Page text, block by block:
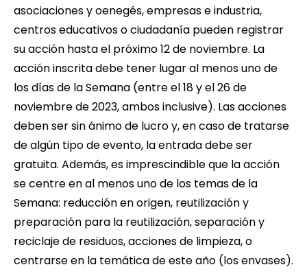
asociaciones y oenegés, empresas e industria,
centros educativos o ciudadanía pueden registrar
su acción hasta el próximo 12 de noviembre. La
acción inscrita debe tener lugar al menos uno de
los días de la Semana (entre el 18 y el 26 de
noviembre de 2023, ambos inclusive). Las acciones
deben ser sin ánimo de lucro y, en caso de tratarse
de algún tipo de evento, la entrada debe ser
gratuita. Además, es imprescindible que la acción
se centre en al menos uno de los temas de la
Semana: reducción en origen, reutilización y
preparación para la reutilización, separación y
reciclaje de residuos, acciones de limpieza, o
centrarse en la temática de este año (los envases).